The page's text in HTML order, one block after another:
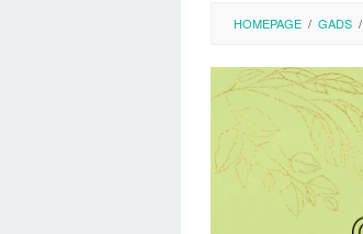
HOMEPAGE / GADS /